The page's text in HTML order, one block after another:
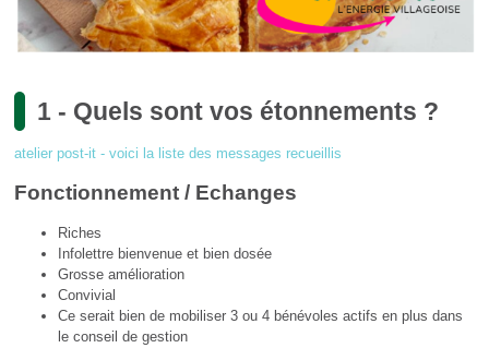
1 - Quels sont vos étonnements ?
atelier post-it - voici la liste des messages recueillis
Fonctionnement / Echanges
Riches
Infolettre bienvenue et bien dosée
Grosse amélioration
Convivial
Ce serait bien de mobiliser 3 ou 4 bénévoles actifs en plus dans
le conseil de gestion